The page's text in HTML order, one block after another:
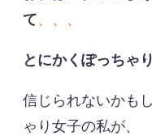
て、、、
とにかくぽっちゃ
信じられないかも
ゃり女子の私が、